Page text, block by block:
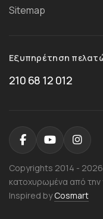
Sitemap
Εξυπηρέτηση
210 68 12 012
Copyrights 2014 - 2026
κατοχυρωμένα από
Inspired byCosmart